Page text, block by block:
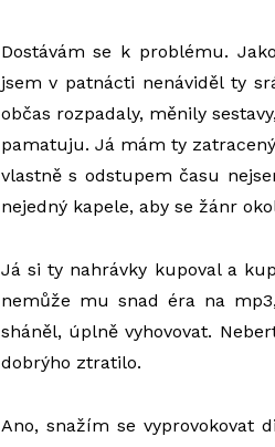
Dostávám se k problému.
jsem v patnácti nenáviděl ty
občas rozpadaly, měnily
pamatuju. Já mám ty
vlastně s odstupem času
nejedný kapele, aby se žánr
Já si ty nahrávky kupoval a
nemůže mu snad éra na
sháněl, úplně vyhovovat.
dobrýho ztratilo.
Ano, snažím se vyprovokovat